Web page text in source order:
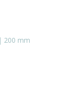
200 mm